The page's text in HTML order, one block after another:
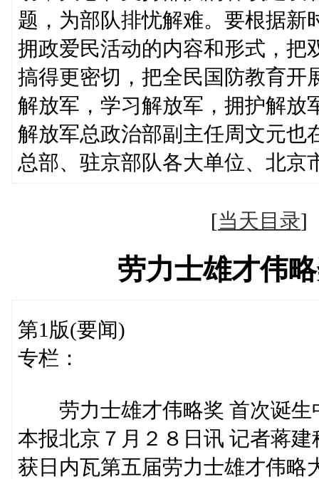
题，为部队排忧解难。要根据新
拥政爱民活动的内容和形式，把
搞得更密切，把全民国防教育开
解放军，学习解放军，拥护解放
解放军总政治部副主任周文元也
总部、驻京部队各大单位、北京
[当天目录
劳力士雄才伟
第1版(要闻)
专栏：
劳力士雄才伟略奖 首次诞生
本报北京７月２８日讯 记者蒋
获日内瓦第五届劳力士雄才伟略